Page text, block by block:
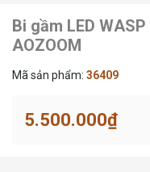
Bi gầm LED
AOZOOM
Mã sản phẩm: 36409
5.500.000₫